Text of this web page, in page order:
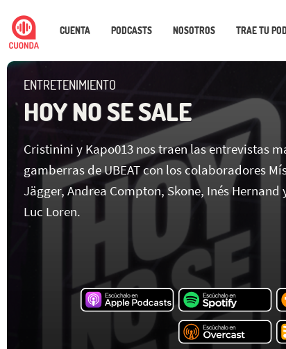
CUENTA PODCASTS NOSOTROS TRAE TU
ENTRETENIMIENTO
HOY NO SE SALE
Cristinini y Kapo013 nos traen las entrevistas
gamberras de UBEAT con los colaboradores
Jägger, Andrea Compton, Skone, Inés Hernand
Luc Loren.